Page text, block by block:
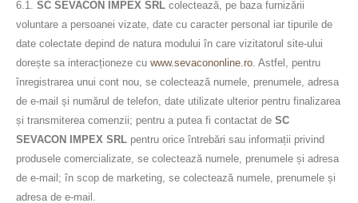
6.1. SC SEVACON IMPEX SRL colectează, pe baza furnizării
voluntare a persoanei vizate, date cu caracter personal iar tipurile de
date colectate depind de natura modului în care vizitatorul site-ului
dorește sa interacționeze cu www.sevacononline.ro. Astfel, pentru
înregistrarea unui cont nou, se colectează numele, prenumele, adresa
de e-mail și numărul de telefon, date utilizate ulterior pentru finalizarea
și transmiterea comenzii; pentru a putea fi contactat de SC
SEVACON IMPEX SRL pentru orice întrebări sau informații privind
produsele comercializate, se colectează numele, prenumele și adresa
de e-mail; în scop de marketing, se colectează numele, prenumele și
adresa de e-mail.